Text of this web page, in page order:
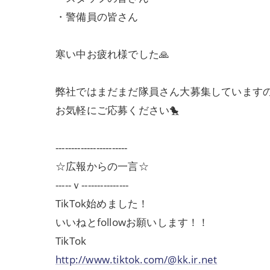
・警備員の皆さん
寒い中お疲れ様でした🙏
弊社ではまだまだ隊員さん大募集しています
お気軽にご応募ください🐤
-----------------------
☆広報からの一言☆
-----ｖ---------------
TikTok始めました！
いいねとfollowお願いします！！
TikTok
http://www.tiktok.com/@kk.ir.net